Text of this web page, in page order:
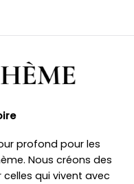
profond pour les
Nous créons des
qui vivent avec